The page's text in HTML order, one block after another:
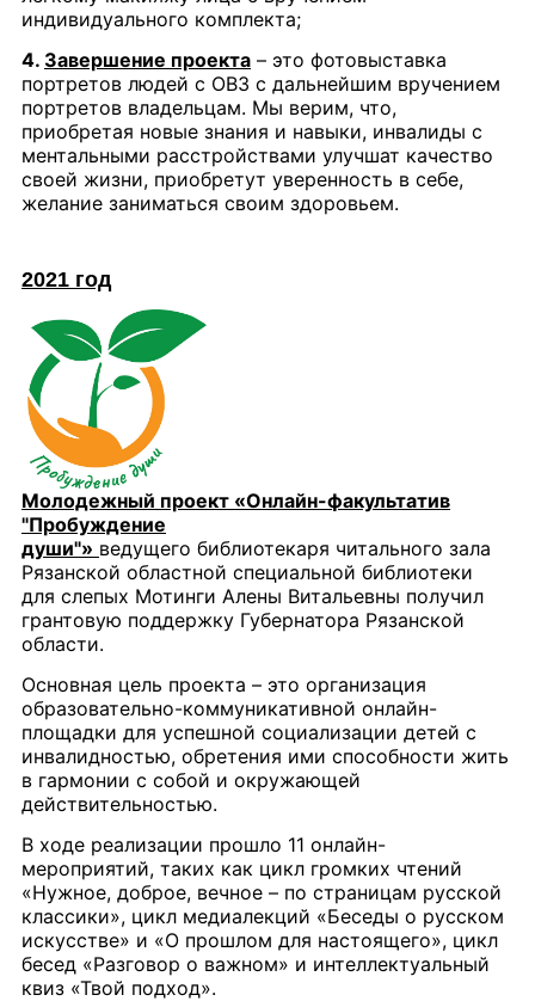
индивидуального комплекта;
4. Завершение проекта – это фотовыставка
портретов людей с ОВЗ с дальнейшим вручением
портретов владельцам. Мы верим, что,
приобретая новые знания и навыки, инвалиды с
ментальными расстройствами улучшат качество
своей жизни, приобретут уверенность в себе,
желание заниматься своим здоровьем.
2021 год
Молодежный проект «Онлайн-факультатив
"Пробуждение
души"» ведущего библиотекаря читального зала
Рязанской областной специальной библиотеки
для слепых Мотинги Алены Витальевны получил
грантовую поддержку Губернатора Рязанской
области.
Основная цель проекта – это организация
образовательно-коммуникативной онлайн-
площадки для успешной социализации детей с
инвалидностью, обретения ими способности жить
в гармонии с собой и окружающей
действительностью.
В ходе реализации прошло 11 онлайн-
мероприятий, таких как цикл громких чтений
«Нужное, доброе, вечное – по страницам русской
классики», цикл медиалекций «Беседы о русском
искусстве» и «О прошлом для настоящего», цикл
бесед «Разговор о важном» и интеллектуальный
квиз «Твой подход».